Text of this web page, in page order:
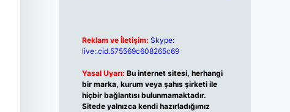
Reklam ve İletişim: Skype:
live:.cid.575569c608265c69
Yasal Uyarı: Bu internet sitesi, herhangi
bir marka, kurum veya şahıs şirketi ile
hiçbir bağlantısı bulunmamaktadır.
Sitede yalnızca kendi hazırladığımız